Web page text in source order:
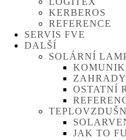
KERBEROS
REFERENCE
SERVIS FVE
DALŠÍ
SOLÁRNÍ
OSTATNÍ
JAK TO